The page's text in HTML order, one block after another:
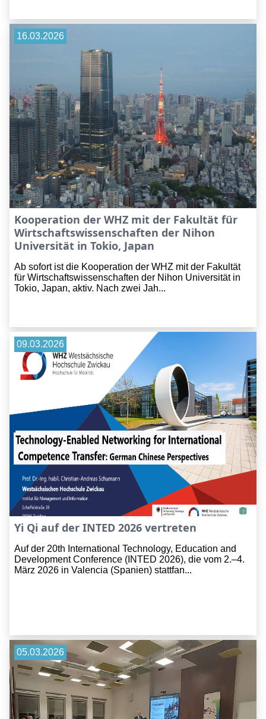
Kooperation der WHZ mit der Fakultät für
Wirtschaftswissenschaften der Nihon
Universität in Tokio, Japan
Ab sofort ist die Kooperation der WHZ mit der Fakultät
für Wirtschaftswissenschaften der Nihon Universität in
Tokio, Japan, aktiv. Nach zwei Jah...
16.03.2026
Yi Qi auf der INTED 2026 vertreten
Auf der 20th International Technology, Education and
Development Conference (INTED 2026), die vom 2.–4.
März 2026 in Valencia (Spanien) stattfan...
09.03.2026
05.03.2026